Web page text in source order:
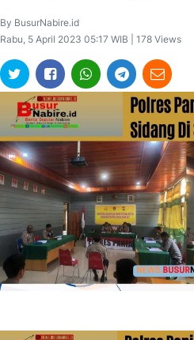
By BusurNabire.id
Rabu, 5 April 2023 05:17 WIB | 178 Views